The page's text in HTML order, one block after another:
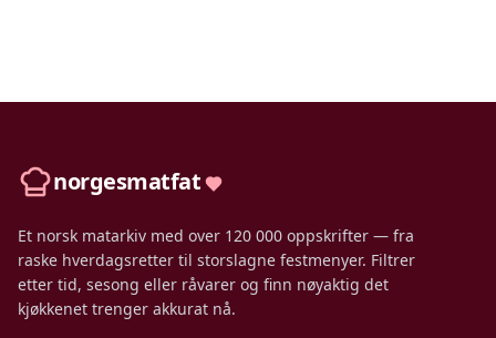
norgesmatfat
Et norsk matarkiv med over 120 000 oppskrifter — fra
raske hverdagsretter til storslagne festmenyer. Filtrer
etter tid, sesong eller råvarer og finn nøyaktig det
kjøkkenet trenger akkurat nå.